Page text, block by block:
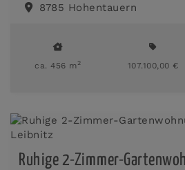
8785 Hohentauern
ca. 456 m2 107.100,00 €
Ruhige 2-Zimmer-